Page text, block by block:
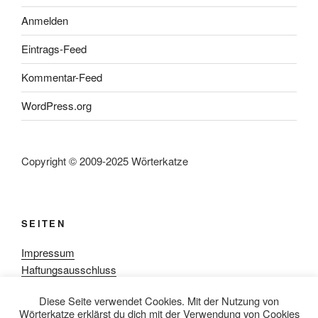
Anmelden
Eintrags-Feed
Kommentar-Feed
WordPress.org
Copyright © 2009-2025 Wörterkatze
SEITEN
Impressum
Haftungsausschluss
Rezensionpolitik
Diese Seite verwendet Cookies. Mit der Nutzung von
Wörterkatze erklärst du dich mit der Verwendung von Cookies